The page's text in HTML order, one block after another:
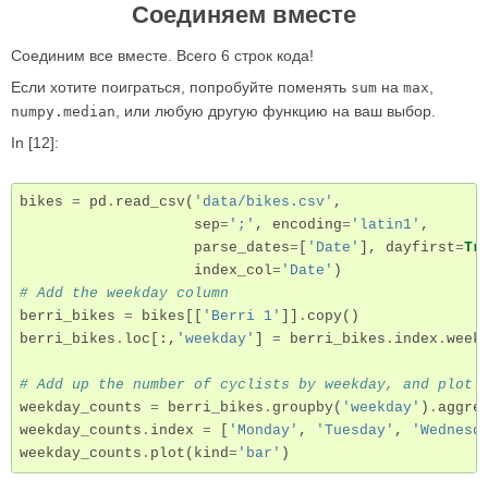
Соединяем вместе
Соединим все вместе. Всего 6 строк кода!
Если хотите поиграться, попробуйте поменять sum наmax,
numpy.median, или любую другую функцию на ваш выбор.
In [12]:
bikes = pd . read_csv( 'data/bikes.csv' ,
sep= ';' , encoding= 'latin1' ,
parse_dates= 'Date' ], dayfirst=
index_col= 'Date' )
# Add the weekday column
berri_bikes = bikes 'Berri 1' . copy()
berri_bikes . loc [:, 'weekday' = berri_bikes . index .
# Add up the number of cyclists by weekday, and plot!
weekday_counts = berri_bikes . groupby( 'weekday' ) .
weekday_counts . index = 'Monday' , 'Tuesday' ,
weekday_counts . plot ( kind= 'bar' )